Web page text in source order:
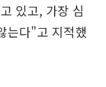
있고, 가장 심
는다"고 지적했